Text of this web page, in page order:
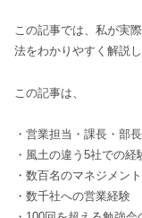
この記事では、私が実
法をわかりやすく解説し
この記事は、
・営業担当・課長・部
・風土の違う5社での経
・数百名のマネジメン
・数千社への営業経験